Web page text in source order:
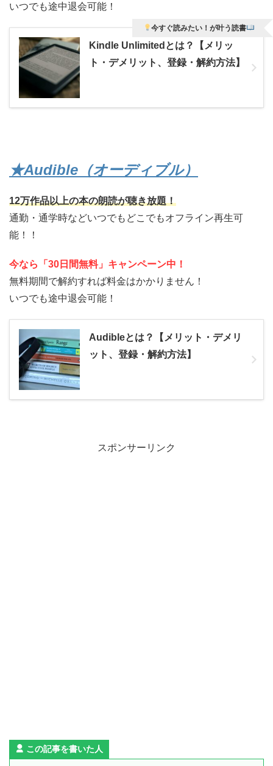
いつでも途中退会可能！
Kindle Unlimitedとは？【メリッ
ト・デメリット、登録・解約方法】
今すぐ読みたい！が叶う読書
★Audible（オーディブル）
12万作品以上の本の朗読が聴き放題！
通勤・通学時などいつでもどこでもオフライン再生可
能！！
今なら「30日間無料」キャンペーン中！
無料期間で解約すれば料金はかかりません！
いつでも途中退会可能！
Audibleとは？【メリット・デメリ
ット、登録・解約方法】
スポンサーリンク
この記事を書いた人